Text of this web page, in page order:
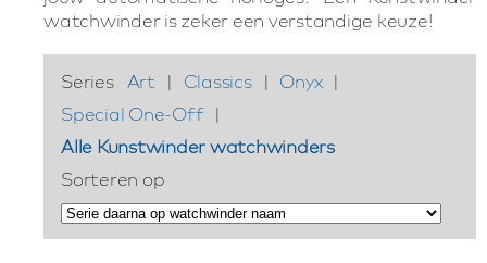
watchwinder is zeker een verstandige keuze!
Series Art | Classics | Onyx |
Special One-Off |
Alle Kunstwinder watchwinders
Sorteren op